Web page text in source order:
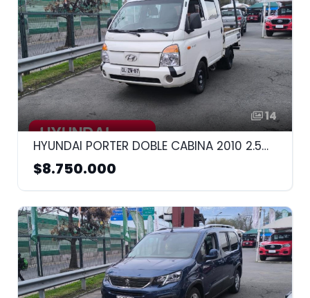
14
HYUNDAI PORTER DOBLE CABINA 2010 2.5CC
$8.750.000